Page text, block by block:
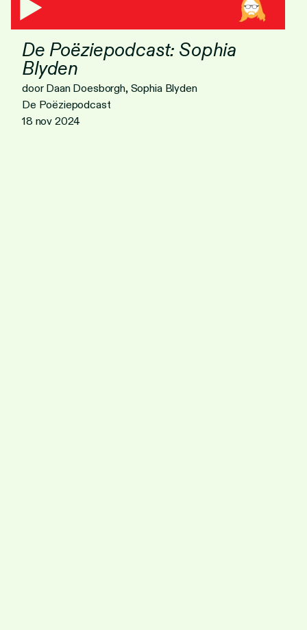
De Poëziepodcast: Sophia
Blyden
door Daan Doesborgh, Sophia Blyden
De Poëziepodcast
18 nov 2024